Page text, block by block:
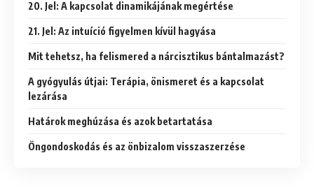
20. Jel: A kapcsolat dinamikájának megértése
21. Jel: Az intuíció figyelmen kívül hagyása
Mit tehetsz, ha felismered a nárcisztikus bántalmazást?
A gyógyulás útjai: Terápia, önismeret és a kapcsolat
lezárása
Határok meghúzása és azok betartatása
Öngondoskodás és az önbizalom visszaszerzése